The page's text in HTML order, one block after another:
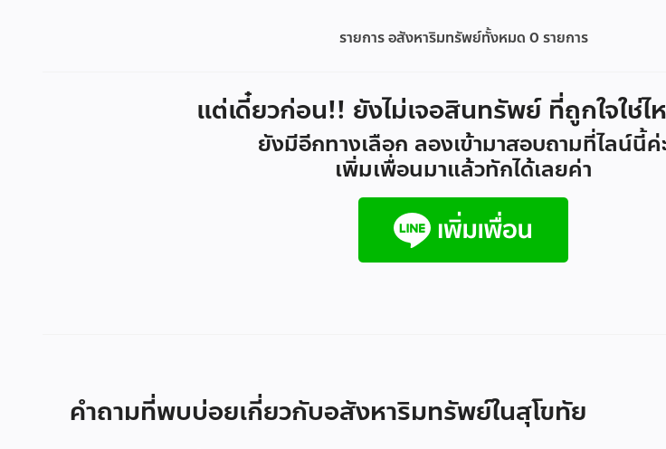
รายการ อสังหาริมทรัพย์ทั้งหมด 0 รายการ
แต่เดี๋ยวก่อน!! ยังไม่เจอสินทรัพย์ ที่ถูกใจใช่ไ
ยังมีอีกทางเลือก ลองเข้ามาสอบถามที่ไลน์นี้ค่
เพิ่มเพื่อนมาแล้วทักได้เลยค่า
คำถามที่พบบ่อยเกี่ยวกับอสังหาริมทรัพย์ในสุโขทัย